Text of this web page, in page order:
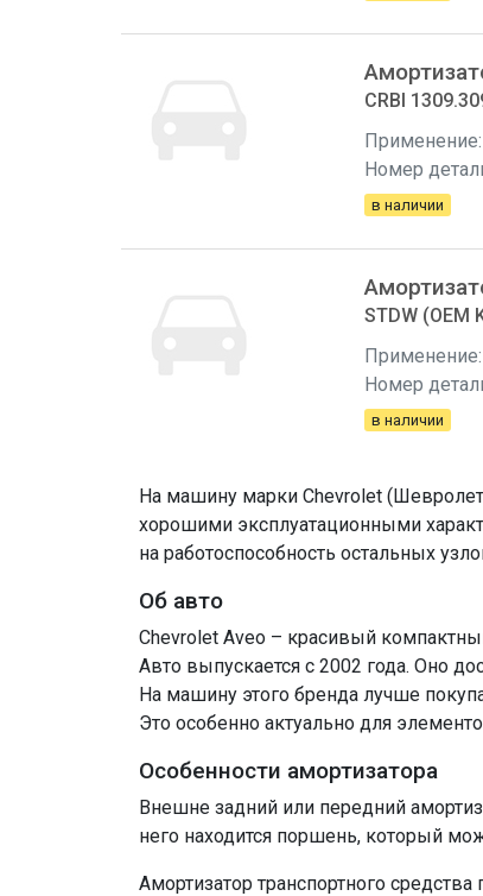
CRBI
Применение:
Номер
в наличии
STDW (OEM
Применение:
Номер
в наличии
На машину марки Chevrolet
хорошими эксплуатационными
на работоспособность остальных
Об авто
Chevrolet Aveo – красивый
Авто выпускается с 2002 года. Оно
На машину этого бренда лучше
Это особенно актуально для
Особенности амортизатора
Внешне задний или передний
него находится поршень, который
Амортизатор транспортного